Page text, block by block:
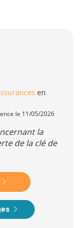
en
le 11/05/2026
la
de la clé de